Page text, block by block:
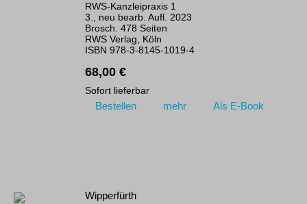
RWS-Kanzleipraxis 1
3., neu bearb. Aufl. 2023
Brosch. 478 Seiten
RWS Verlag, Köln
ISBN 978-3-8145-1019-4
68,00 €
Sofort lieferbar
Bestellen mehr Als E-Book
Wipperfürth